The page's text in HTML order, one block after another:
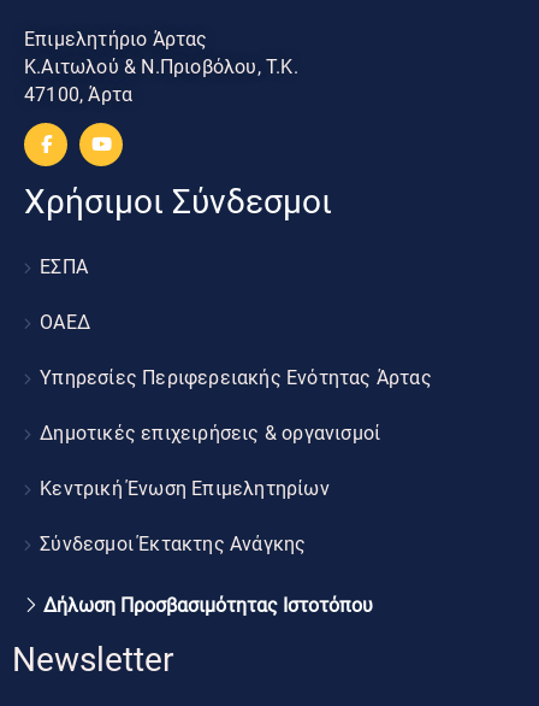
Επιμελητήριο Άρτας
Κ.Αιτωλού & Ν.Πριοβόλου, Τ.Κ.
47100, Άρτα
Χρήσιμοι Σύνδεσμοι
ΕΣΠΑ
ΟΑΕΔ
Υπηρεσίες Περιφερειακής Ενότητας Άρτας
Δημοτικές επιχειρήσεις & οργανισμοί
Κεντρική Ένωση Επιμελητηρίων
Σύνδεσμοι Έκτακτης Ανάγκης
Δήλωση Προσβασιμότητας Ιστοτόπου
Newsletter